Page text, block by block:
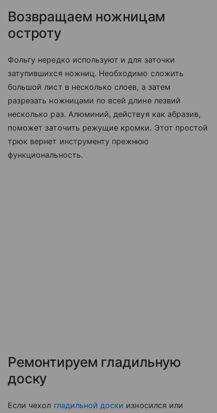
Возвращаем ножницам
остроту
Фольгу нередко используют и для заточки
затупившихся ножниц. Необходимо сложить
большой лист в несколько слоев, а затем
разрезать ножницами по всей длине лезвий
несколько раз. Алюминий, действуя как абразив,
поможет заточить режущие кромки. Этот простой
трюк вернет инструменту прежнюю
функциональность.
Ремонтируем гладильную
доску
Если чехол гладильной доски износился или